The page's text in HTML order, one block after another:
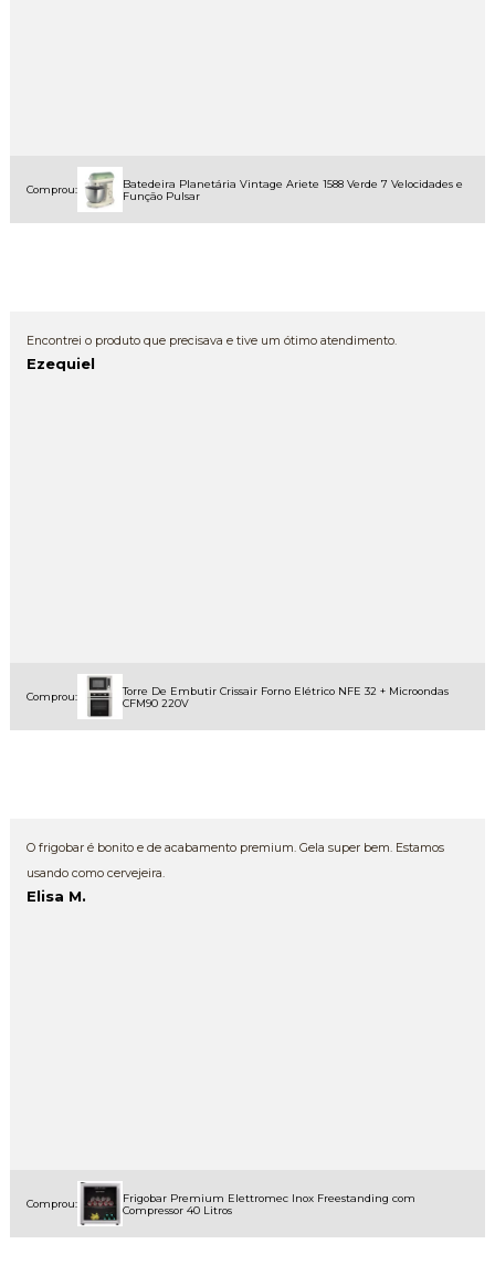
Comprou:
Batedeira Planetária Vintage Ariete 1588 Verde 7 Velocidades e
Função Pulsar
Encontrei o produto que precisava e tive um ótimo atendimento.
Ezequiel
Comprou:
Torre De Embutir Crissair Forno Elétrico NFE 32 + Microondas
CFM90 220V
O frigobar é bonito e de acabamento premium. Gela super bem. Estamos
usando como cervejeira.
Elisa M.
Comprou:
Frigobar Premium Elettromec Inox Freestanding com
Compressor 40 Litros